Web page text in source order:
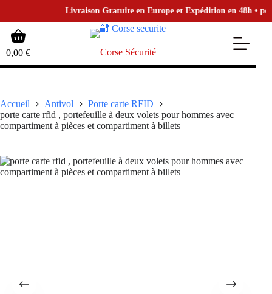
Livraison Gratuite en Europe et Expédition en 48h • pour
contenu
Panier
d’achat
0,00 € Corse Sécurité
Accueil Antivol
Porte carte​ RFID
porte carte rfid , portefeuille à deux volets pour hommes avec
compartiment à pièces et compartiment à billets